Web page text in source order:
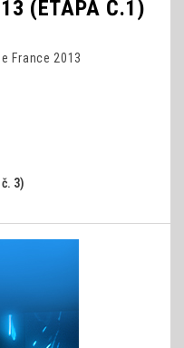
(ETAPA Č.1)
France 2013
3)